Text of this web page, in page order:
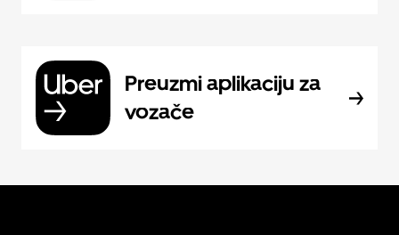
Preuzmi aplikaciju za
vozače